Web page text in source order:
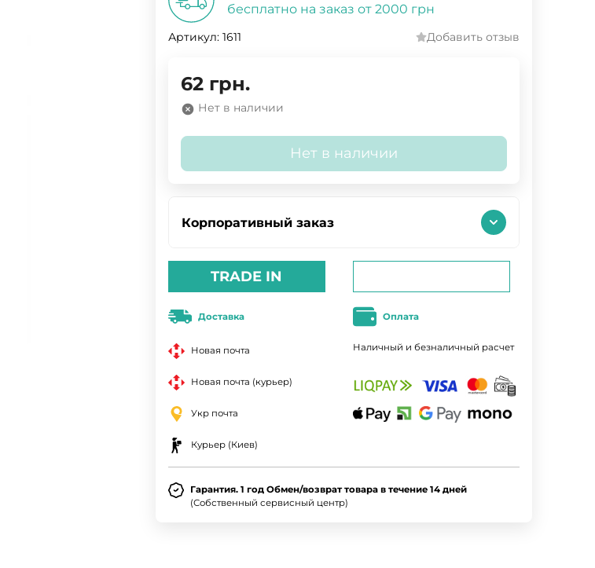
бесплатно на заказ от 2000 грн
Артикул: 1611 Добавить отзыв
62 грн.
Нет в наличии
Нет в наличии
Корпоративный заказ
TRADE IN
Доставка
Новая почта
Новая почта (курьер)
Укр почта
Курьер (Киев)
Оплата
Наличный и безналичный расчет
Гарантия. 1 год Обмен/возврат товара в течение 14 дней
(Собственный сервисный центр)